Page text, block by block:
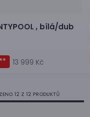
, bílá/dub
** 13 999 Kč
12 Z 12 PRODUKTŮ